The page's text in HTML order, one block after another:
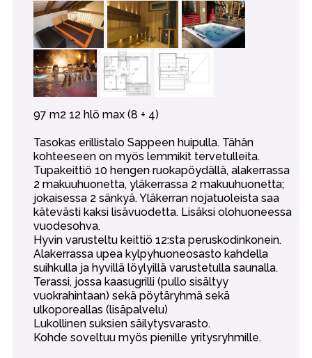
97 m2 12 hlö max (8 + 4)
Tasokas erillistalo Sappeen huipulla. Tähän
kohteeseen on myös lemmikit tervetulleita.
Tupakeittiö 10 hengen ruokapöydällä, alakerrassa
2 makuuhuonetta, yläkerrassa 2 makuuhuonetta;
jokaisessa 2 sänkyä. Yläkerran nojatuoleista saa
kätevästi kaksi lisävuodetta. Lisäksi olohuoneessa
vuodesohva.
Hyvin varusteltu keittiö 12:sta peruskodinkonein.
Alakerrassa upea kylpyhuoneosasto kahdella
suihkulla ja hyvillä löylyillä varustetulla saunalla.
Terassi, jossa kaasugrilli (pullo sisältyy
vuokrahintaan) sekä pöytäryhmä sekä
ulkoporeallas (lisäpalvelu)
Lukollinen suksien säilytysvarasto.
Kohde soveltuu myös pienille yritysryhmille.